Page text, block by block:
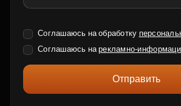
Соглашаюсь на обработку
Соглашаюсь нарекламно-
Отправить